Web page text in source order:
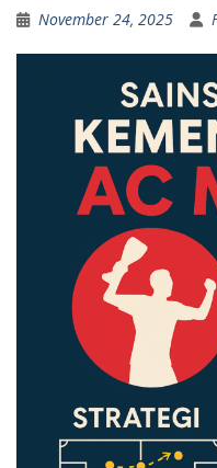
November 24, 2025